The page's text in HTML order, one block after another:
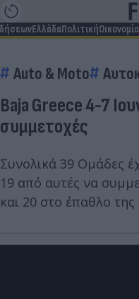
ΕλλάδαΠολιτικήΟικονομία
Auto & Moto
Baja Greece 4-7
συμμετοχές
Συνολικά 39 Ομάδες
19 από αυτές να
και 20 στο έπαθλο